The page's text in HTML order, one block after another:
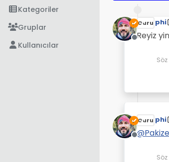
Kategoriler
Gruplar
Kullanıcılar
Guru phi
Reyiz
Guru phi
@Pakize